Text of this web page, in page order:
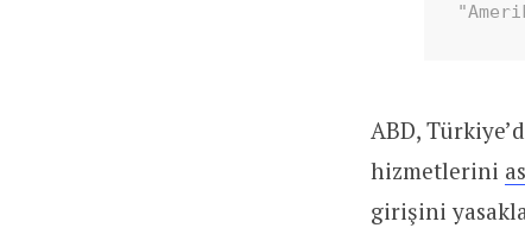
ABD,
hizmetlerini
girişini